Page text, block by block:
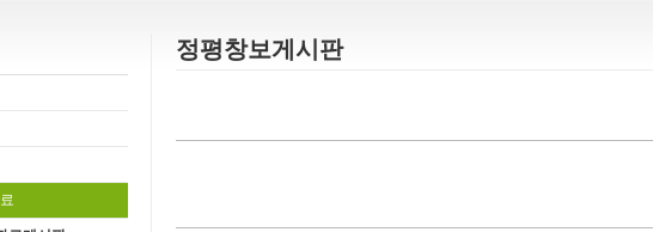
정평창보게시판